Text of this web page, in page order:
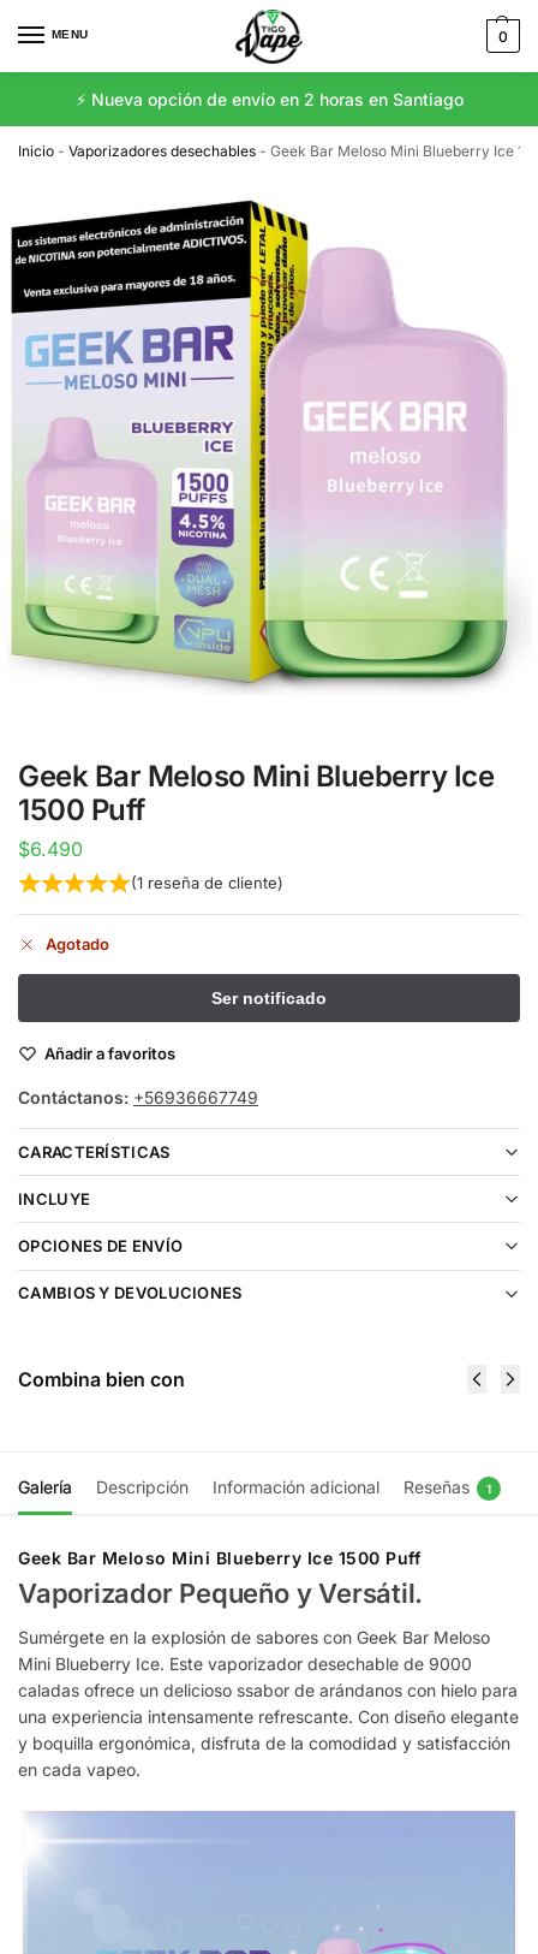
MENU 0
⚡️ Nueva opción de envío en 2 horas en Santiago
Inicio - Vaporizadores desechables - Geek Bar Meloso Mini Blueberry Ice
Geek Bar Meloso Mini Blueberry Ice
1500 Puff
$6.490
(1reseña de cliente)
Agotado
Añadir a favoritos
Contáctanos: +56936667749
CARACTERÍSTICAS
INCLUYE
OPCIONES DE ENVÍO
CAMBIOS Y DEVOLUCIONES
Combina bien con
Galería Descripción Información adicional Reseñas 1
Geek Bar Meloso Mini Blueberry Ice 1500 Puff
Vaporizador Pequeño y Versátil.
Sumérgete en la explosión de sabores con Geek Bar Meloso
Mini Blueberry Ice. Este vaporizador desechable de 9000
caladas ofrece un delicioso ssabor de arándanos con hielo para
una experiencia intensamente refrescante. Con diseño elegante
y boquilla ergonómica, disfruta de la comodidad y satisfacción
en cada vapeo.